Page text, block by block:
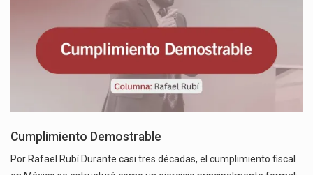
Cumplimiento Demostrable
Por Rafael Rubí Durante casi tres décadas, el cumplimiento fiscal